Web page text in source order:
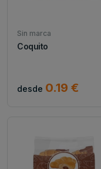
Sin marca
Coquito
desde 0.19 €